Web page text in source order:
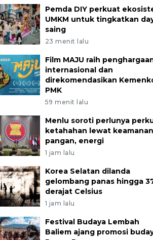
Pemda DIY perkuat
UMKM untuk tingkatkan
saing
23 menit lalu
Film MAJU raih
internasional dan
direkomendasikan
PMK
59 menit lalu
Menlu soroti perlunya
ketahahan lewat keamanan
pangan, energi
1 jam lalu
Korea Selatan dilanda
gelombang panas hingga
derajat Celsius
1 jam lalu
Festival Budaya Lembah
Baliem ajang promosi